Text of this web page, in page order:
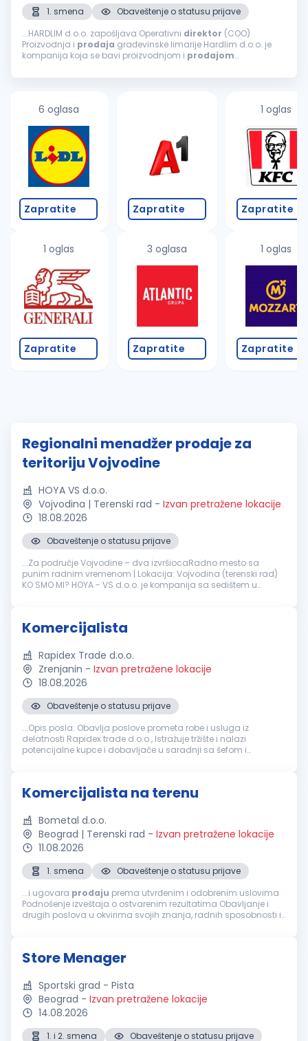
1. smena
Obaveštenje o statusu prijave
...HARDLIM d.o.o. zapošljava Operativni direktor (COO)
Proizvodnja i prodaja građevinske limarije Hardlim d.o.o. je
kompanija koja se bavi proizvodnjom i prodajom
poslovanja i širenja...
6 oglasa
Zapratite
1 oglas
Zapratite
Zapratite
3 oglasa
Zapratite
1 oglas
Zapratite
1 oglas
Zapratite
Regionalni menadžer prodaje za
teritoriju Vojvodine
HOYA VS d.o.o.
Vojvodina | Terenski rad - Izvan pretražene lokacije
18.08.2026
Obaveštenje o statusu prijave
...Za područje Vojvodine – dva izvršiocaRadno mesto sa
punim radnim vremenom | Lokacija: Vojvodina (terenski rad)
KO SMO MI? HOYA - VS d.o.o. je kompanija sa sedištem u
Komercijalista
Rapidex Trade d.o.o.
Zrenjanin - Izvan pretražene lokacije
18.08.2026
Obaveštenje o statusu prijave
...Opis posla: Obavlja poslove prometa robe i usluga iz
delatnosti Rapidex trade d.o.o., Istražuje tržište i nalazi
potencijalne kupce i dobavljače u saradnji sa šefom i
Komercijalista na terenu
Bometal d.o.o.
Beograd | Terenski rad - Izvan pretražene lokacije
11.08.2026
1. smena
Obaveštenje o statusu prijave
...i ugovara prodaju prema utvrđenim i odobrenim uslovima
Podnošenje izveštaja o ostvarenim rezultatima Obavljanje i
drugih poslova u okvirima svojih znanja, radnih sposobnosti i
Store Menager
Sportski grad - Pista
Beograd - Izvan pretražene lokacije
14.08.2026
1. i 2. smena Obaveštenje o statusu prijave